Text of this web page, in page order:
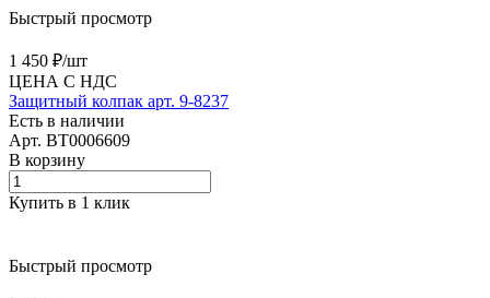
Быстрый просмотр
1 450 ₽/шт
ЦЕНА С НДС
Защитный колпак арт. 9-8237
Есть в наличии
Арт. BT0006609
В корзину
Купить в 1 клик
Быстрый просмотр